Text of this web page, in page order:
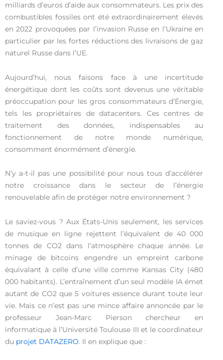
milliards d’euros d’aide aux consommateurs. Les prix des
combustibles fossiles ont été extraordinairement élevés
en 2022 provoquées par l’invasion Russe en l’Ukraine en
particulier par les fortes réductions des livraisons de gaz
naturel Russe dans l’UE.
Aujourd’hui, nous faisons face à une incertitude
énergétique dont les coûts sont devenus une véritable
préoccupation pour les gros consommateurs d’Énergie,
tels les propriétaires de datacenters. Ces centres de
traitement des données, indispensables au
fonctionnement de notre monde numérique,
consomment énormément d’énergie.
N’y a-t-il pas une possibilité pour nous tous d’accélérer
notre croissance dans le secteur de l’énergie
renouvelable afin de protéger notre environnement ?
Le saviez-vous ? Aux États-Unis seulement, les services
de musique en ligne rejettent l’équivalent de 40 000
tonnes de CO2 dans l’atmosphère chaque année. Le
minage de bitcoins engendre un empreint carbone
équivalant à celle d’une ville comme Kansas City (480
000 habitants). L’entraînement d’un seul modèle IA émet
autant de CO2 que 5 voitures essence durant toute leur
vie. Mais ce n’est pas une mince affaire annoncée par le
professeur Jean-Marc Pierson chercheur en
informatique à l’Université Toulouse III et le coordinateur
du projet DATAZERO. Il en explique que :